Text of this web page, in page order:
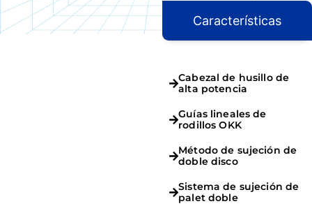
Características
Cabezal de husillo de
alta potencia
Guías lineales de
rodillos OKK
Método de sujeción de
doble disco
Sistema de sujeción de
palet doble